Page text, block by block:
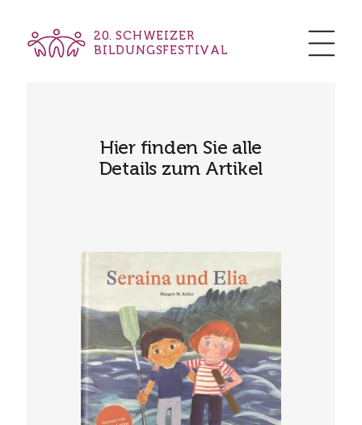
20. SCHWEIZER
BILDUNGSFESTIVAL
Hier finden Sie alle
Details zum Artikel